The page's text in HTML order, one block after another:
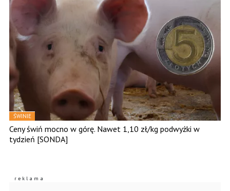
ŚWINIE
Ceny świń mocno w górę. Nawet 1,10 zł/kg podwyżki w
tydzień [SONDA]